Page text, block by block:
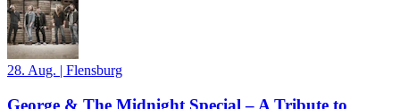
28. Aug. | Flensburg
George & The Midnight Special – A Tribute to